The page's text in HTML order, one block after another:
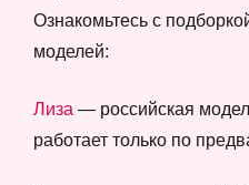
Ознакомьтесь с
моделей:
Лиза — российская
работает только по